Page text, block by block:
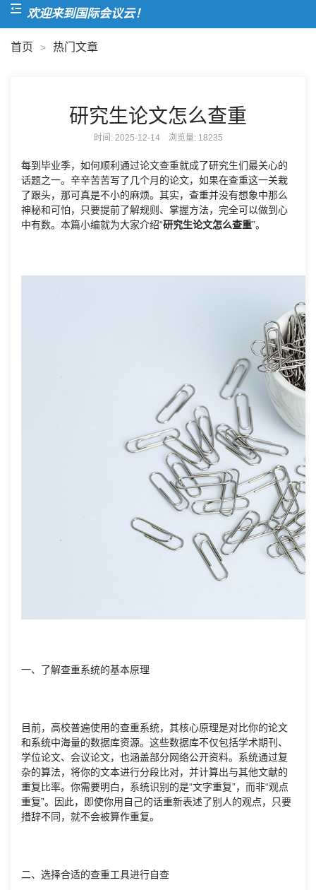
欢迎来到国际会议云！
首页 > 热门文章
研究生论文怎么查重
时间: 2025-12-14 浏览量: 18235
每到毕业季，如何顺利通过论文查重就成了研究生们最关心的
话题之一。辛辛苦苦写了几个月的论文，如果在查重这一关栽
了跟头，那可真是不小的麻烦。其实，查重并没有想象中那么
神秘和可怕，只要提前了解规则、掌握方法，完全可以做到心
中有数。本篇小编就为大家介绍“研究生论文怎么查重”。
一、了解查重系统的基本原理
目前，高校普遍使用的查重系统，其核心原理是对比你的论文
和系统中海量的数据库资源。这些数据库不仅包括学术期刊、
学位论文、会议论文，也涵盖部分网络公开资料。系统通过复
杂的算法，将你的文本进行分段比对，并计算出与其他文献的
重复比率。你需要明白，系统识别的是“文字重复”，而非“观点
重复”。因此，即使你用自己的话重新表述了别人的观点，只要
措辞不同，就不会被算作重复。
二、选择合适的查重工具进行自查